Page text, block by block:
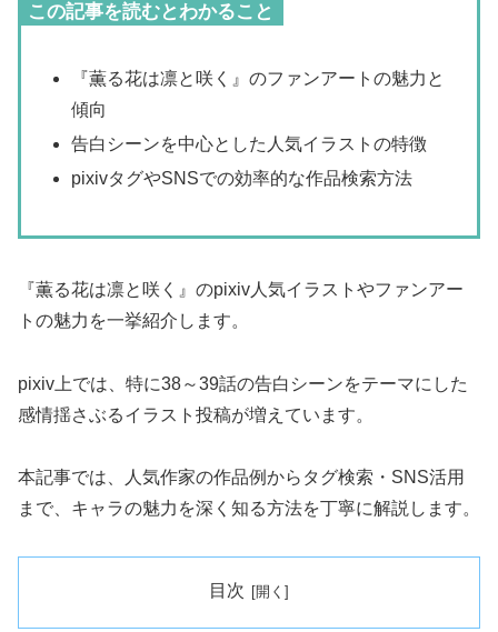
この記事を読むとわかること
『薫る花は凛と咲く』のファンアートの魅力と
傾向
告白シーンを中心とした人気イラストの特徴
pixivタグやSNSでの効率的な作品検索方法
『薫る花は凛と咲く』のpixiv人気イラストやファンアー
トの魅力を一挙紹介します。
pixiv上では、特に38～39話の告白シーンをテーマにした
感情揺さぶるイラスト投稿が増えています。
本記事では、人気作家の作品例からタグ検索・SNS活用
まで、キャラの魅力を深く知る方法を丁寧に解説します。
目次